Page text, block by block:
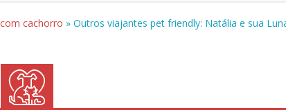
cachorro » Outros viajantes pet friendly: Natália e sua